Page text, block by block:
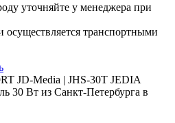
уточняйте у менеджера при
осуществляется транспортными
JD-Media | JHS-30T JEDIA
30 Вт из Санкт-Петербурга в